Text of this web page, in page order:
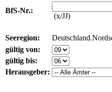
BfS-Nr.:
(x/JJ)
Seeregion:
gültig von:
gültig bis:
Herausgeber: